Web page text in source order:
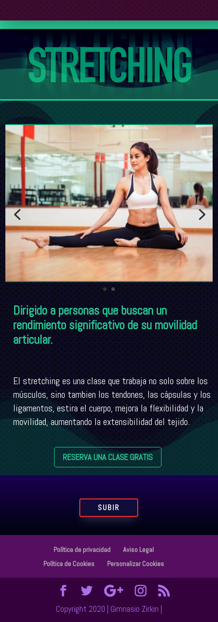
Dirigido a personas que buscan un
rendimiento significativo de su movilidad
articular.
El stretching es una clase que trabaja no solo sobre los
músculos, sino tambien los tendones, las cápsulas y los
ligamentos, estira el cuerpo, mejora la flexibilidad y la
movilidad, aumentando la extensibilidad del tejido.
RESERVA UNA CLASE GRATIS
SUBIR
Política de privacidad
Aviso Legal
Política de Cookies
Personalizar Cookies
Copyright 2020 | Gimnasio Zirkin |